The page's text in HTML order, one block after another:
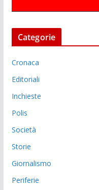
Categorie
Cronaca
Editoriali
Inchieste
Polis
Società
Storie
Giornalismo
Periferie